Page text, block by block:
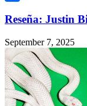
Reseña: Justin
September 7, 2025